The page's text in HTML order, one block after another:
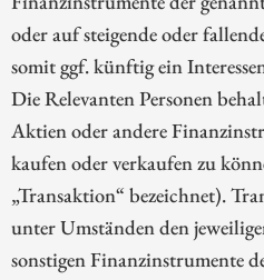
oder auf steigende oder
somit ggf. künftig ein
Die Relevanten Personen
Aktien oder andere
kaufen oder verkaufen zu
„Transaktion“ bezeichnet).
unter Umständen den
sonstigen Finanzinstrumente